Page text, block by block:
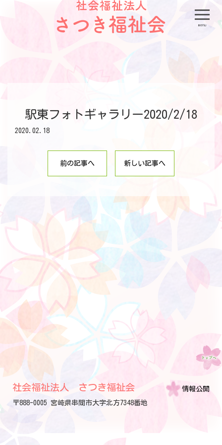
menu
駅東フォトギャラリー2020/2/18
2020.02.18
前の記事へ 新しい記事へ
社会福祉法人 さつき福祉会
〒888-0005 宮崎県串間市大字北方7348番地
情報公開